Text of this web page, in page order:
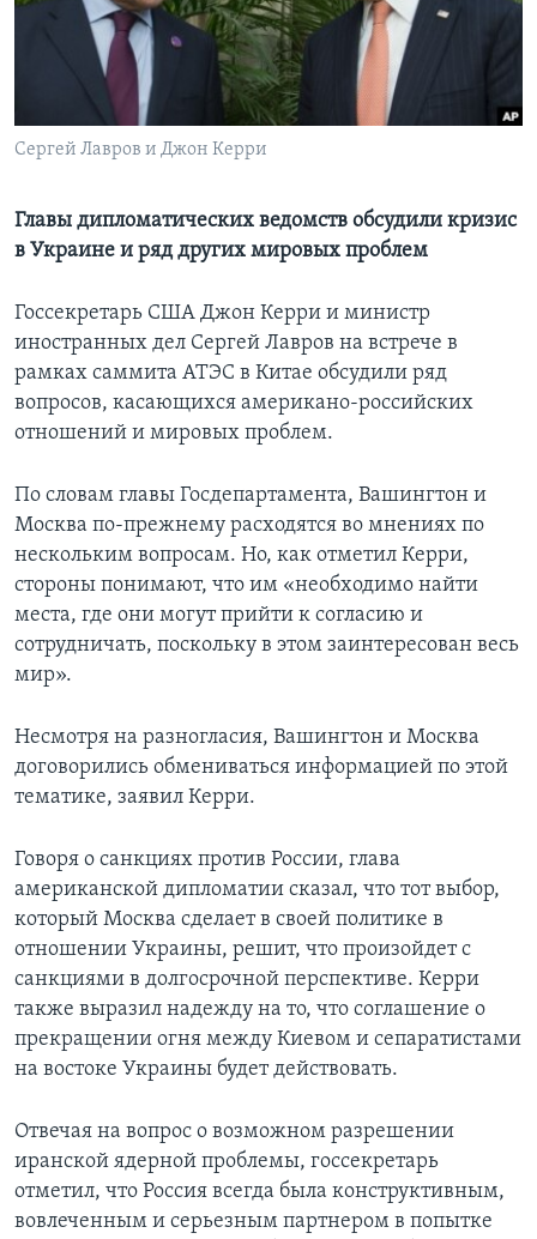
Learning English
СОЦИАЛЬНЫЕ СЕТИ
Языки
Сергей Лавров и Джон Керри
Главы дипломатических ведомств обсудили кризис
в Украине и ряд других мировых проблем
Госсекретарь США Джон Керри и министр
иностранных дел Сергей Лавров на встрече в
рамках саммита АТЭС в Китае обсудили ряд
вопросов, касающихся американо-российских
отношений и мировых проблем.
По словам главы Госдепартамента, Вашингтон и
Москва по-прежнему расходятся во мнениях по
нескольким вопросам. Но, как отметил Керри,
стороны понимают, что им «необходимо найти
места, где они могут прийти к согласию и
сотрудничать, поскольку в этом заинтересован весь
мир».
Несмотря на разногласия, Вашингтон и Москва
договорились обмениваться информацией по этой
тематике, заявил Керри.
Говоря о санкциях против России, глава
американской дипломатии сказал, что тот выбор,
который Москва сделает в своей политике в
отношении Украины, решит, что произойдет с
санкциями в долгосрочной перспективе. Керри
также выразил надежду на то, что соглашение о
прекращении огня между Киевом и сепаратистами
на востоке Украины будет действовать.
Отвечая на вопрос о возможном разрешении
иранской ядерной проблемы, госсекретарь
отметил, что Россия всегда была конструктивным,
вовлеченным и серьезным партнером в попытке